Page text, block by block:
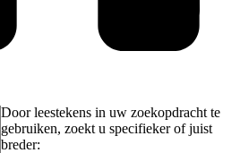
Door leestekens in uw zoekopdracht te
gebruiken, zoekt u specifieker of juist
breder: